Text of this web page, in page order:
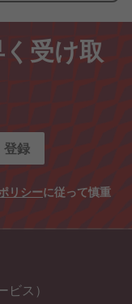
受け取
登録
リシーに従って慎重
ス）